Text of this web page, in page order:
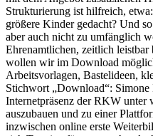
Strukturierung ist hilfreich,
größere Kinder gedacht? Und
aber auch nicht zu umfänglich
Ehrenamtlichen, zeitlich
wollen wir im Download
Arbeitsvorlagen, Bastelideen,
Stichwort „Download“: Simone
Internetpräsenz der RKW
auszubauen und zu einer
inzwischen online erste